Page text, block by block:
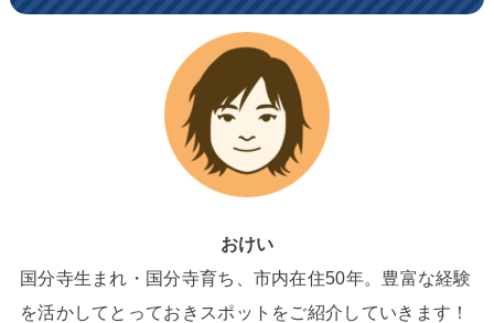
おけい
国分寺生まれ・国分寺育ち、市内在住50年。豊富な経験
を活かしてとっておきスポットをご紹介していきます！